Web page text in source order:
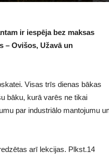
ir iespēja bez maksas
– Ovišos, Užavā un
Visas trīs dienas bākas
bāku, kurā varēs ne tikai
par industriālo mantojumu
arī lekcijas. Plkst.14